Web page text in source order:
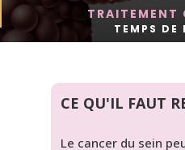
TRAITEMENT
TEMPS DE
CE QU'IL FAUT
Le cancer du sein